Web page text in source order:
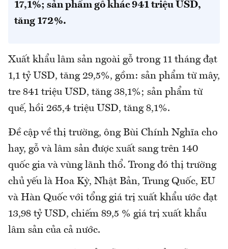
17,1%; sản phẩm gỗ khác 941 triệu USD,
tăng 172%.
Xuất khẩu lâm sản ngoài gỗ trong 11 tháng đạt
1,1 tỷ USD, tăng 29,5%, gồm: sản phẩm từ mây,
tre 841 triệu USD, tăng 38,1%; sản phẩm từ
quế, hồi 265,4 triệu USD, tăng 8,1%.
Đề cập về thị trường, ông Bùi Chính Nghĩa cho
hay, gỗ và lâm sản được xuất sang trên 140
quốc gia và vùng lãnh thổ. Trong đó thị trường
chủ yếu là Hoa Kỳ, Nhật Bản, Trung Quốc, EU
và Hàn Quốc với tổng giá trị xuất khẩu ước đạt
13,98 tỷ USD, chiếm 89,5 % giá trị xuất khẩu
lâm sản của cả nước.